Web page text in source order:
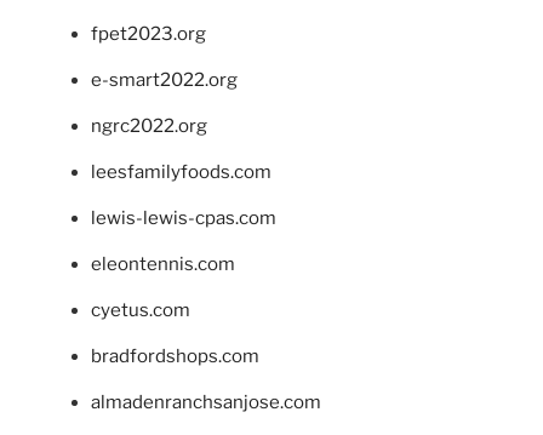
fpet2023.org
e-smart2022.org
ngrc2022.org
leesfamilyfoods.com
lewis-lewis-cpas.com
eleontennis.com
cyetus.com
bradfordshops.com
almadenranchsanjose.com